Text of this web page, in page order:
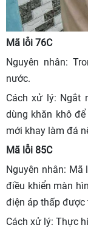
Mã lỗi 76C
Nguyên nhân:
nước.
Cách xử lý: Ngắt
dùng khăn khô
mới khay làm đá
Mã lỗi 85C
Nguyên nhân: Mã
điều khiển màn
điện áp thấp được
Cách xử lý: Thực